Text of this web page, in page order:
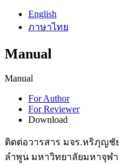
English
ภาษาไทย
Manual
Manual
For Author
For Reviewer
Download
ติดต่อวารสาร มจร.หริภุญชั
ลำพูน มหาวิทยาลัยมหาจุฬ